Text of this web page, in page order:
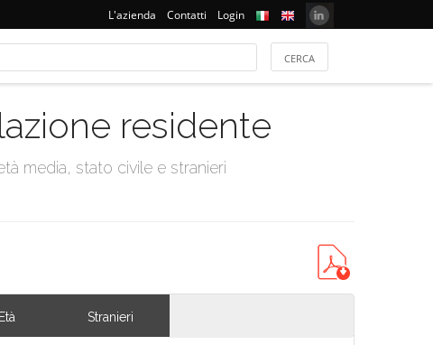
L'azienda Contatti Login
residente
media, stato civile e stranieri
Età Stranieri